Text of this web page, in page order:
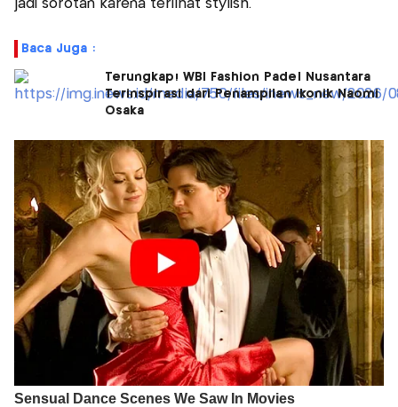
jadi sorotan karena terlihat stylish.
Baca Juga :
Terungkap! WBI Fashion Padel Nusantara
Terinspirasi dari Penampilan Ikonik Naomi
Osaka